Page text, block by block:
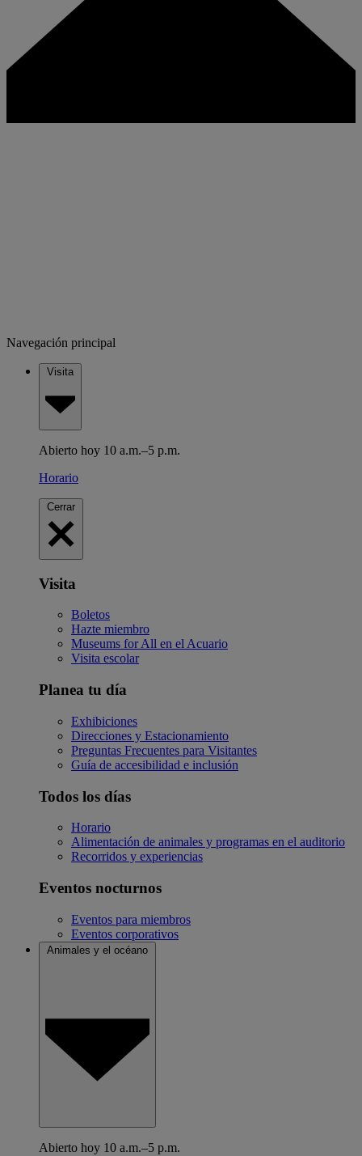
Navegación principal
Visita
Abierto hoy 10 a.m.–5 p.m.
Horario
Cerrar
Visita
Boletos
Hazte miembro
Museums for All en el Acuario
Visita escolar
Planea tu día
Exhibiciones
Direcciones y Estacionamiento
Preguntas Frecuentes para Visitantes
Guía de accesibilidad e inclusión
Todos los días
Horario
Alimentación de animales y programas en el auditorio
Recorridos y experiencias
Eventos nocturnos
Eventos para miembros
Eventos corporativos
Animales y el océano
Abierto hoy 10 a.m.–5 p.m.